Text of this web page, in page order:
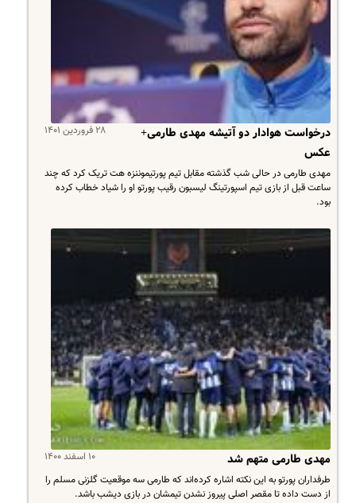
۲۸ فروردین ۱۴۰۱
درخواست هوادار دو آتیشه مهدی طارمی+
عکس
مهدی طارمی در حالی شب گذشته مقابل تیم پورتیموننزه هت تریک کرد که چند
ساعت قبل از بازی تیم اسپورتینگ لیسبون رقیب پورتو او را شیاد خطاب کرده
بود.
۱۰ اسفند ۱۴۰۰ مهدی طارمی متهم شد
طرفداران پورتو به این نکته اشاره کرده‌اند که طارمی سه موقعیت گلزنی مسلم را
از دست داده تا مقصر اصلی پیروز نشدن تیمشان در بازی دیشب باشد.